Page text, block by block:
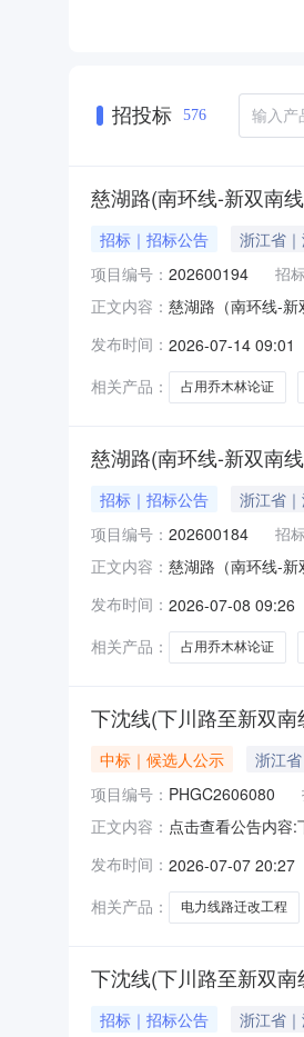
招投标 576
慈湖路(南环线-新双南
招标｜招标公告 浙江省
项目编号： 202600194 招
正文内容： 慈湖路（南环线-
慈湖路（南环线-
中心二、项目名称
发布时间： 2026-07-14 09:01
相关产品：
占用乔木林论证
慈湖路(南环线-新双南
招标｜招标公告 浙江省
项目编号： 202600184 招
正文内容： 慈湖路（南环线-
(工程咨询资格-农
询资格-农业、林业
发布时间： 2026-07-08 09:26
相关产品：
占用乔木林论证
下沈线(下川路至新双
中标｜候选人公示 浙江
项目编号： PHGC2606080
正文内容： 点击查看公告内容
发布时间： 2026-07-07 20:27
相关产品：
电力线路迁改工程
下沈线(下川路至新双
招标｜招标公告 浙江省